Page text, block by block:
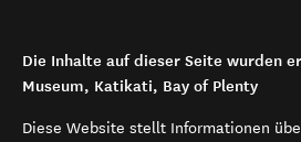
Die Inhalte auf dieser Seite wurden
Museum, Katikati, Bay of Plenty
Diese Website stellt Informationen